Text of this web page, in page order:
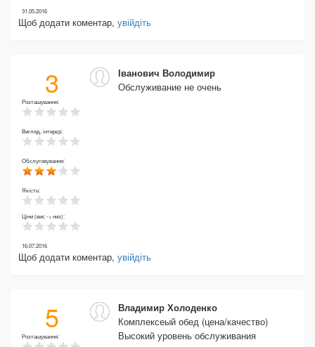
31.05.2016
Щоб додати коментар, увійдіть
3
Розташування:
Вигляд, інтерєр:
Обслуговування:
Якість:
Ціни (вис -> низ):
Іванович Володимир
Обслуживание не очень
16.07.2016
Щоб додати коментар, увійдіть
5
Розташування:
Владимир Холоденко
Комплексеый обед (цена/качество)
Высокий уровень обслуживания